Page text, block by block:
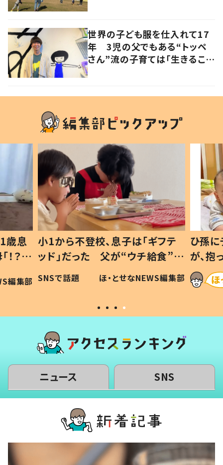
世界の子ども服を仕入れて17
年 3児の父でもある“トッペ
さん”流の子育ては「生きること
歳息
？」
編集部
小1から不登校、息子は「ギフテ
ッド」だった 父が“ウチ給食”を
作り続ける理由とは #令和の親
#令和の子
SNSで話題 ほ・とせなNEWS編集部
ひ孫
が、
「涙が
い」
ニュース SNS